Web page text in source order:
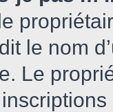
le nom
Le